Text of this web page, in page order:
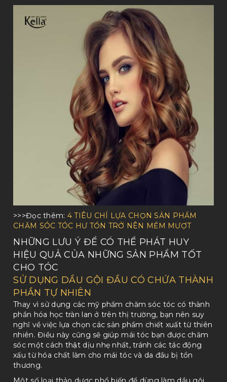
>>>Đọc thêm: 4 TIÊU CHÍ LỰA CHỌN SẢN PHẨM
CHĂM SÓC TÓC HƯ TỔN TRỞ NÊN MỀM MƯỢT
NHỮNG LƯU Ý ĐỂ CÓ THỂ PHÁT HUY
HIỆU QUẢ CỦA NHỮNG SẢN PHẨM TỐT
CHO TÓC
SỬ DỤNG DẦU GỘI ĐẦU CÓ CHỨA THÀNH
PHẦN TỰ NHIÊN
Thay vì sử dụng các mỹ phẩm chăm sóc tóc có thành
phần hóa học tràn lan ở trên thị trường, bạn nên suy
nghĩ về việc lựa chọn các sản phẩm chiết xuất từ thiên
nhiên. Điều này cũng sẽ giúp mái tóc bạn được chăm
sóc một cách thật dịu nhẹ nhất, tránh các tác động
xấu từ hóa chất làm cho mái tóc và da đầu bị tổn
thương.